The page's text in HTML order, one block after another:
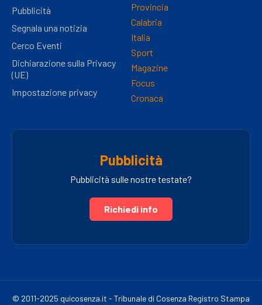
Pubblicità
Segnala una notizia
Cerco Eventi
Dichiarazione sulla Privacy
(UE)
Impostazione privacy
Provincia
Calabria
Italia
Sport
Magazine
Focus
Cronaca
Pubblicità
Pubblicità sulle nostre testate?
Richiedi info
© 2011-2025 quicosenza.it - Tribunale di Cosenza Registro Stampa